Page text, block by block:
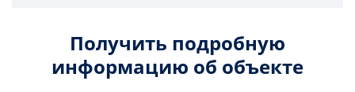
Получить подробную
информацию об объекте